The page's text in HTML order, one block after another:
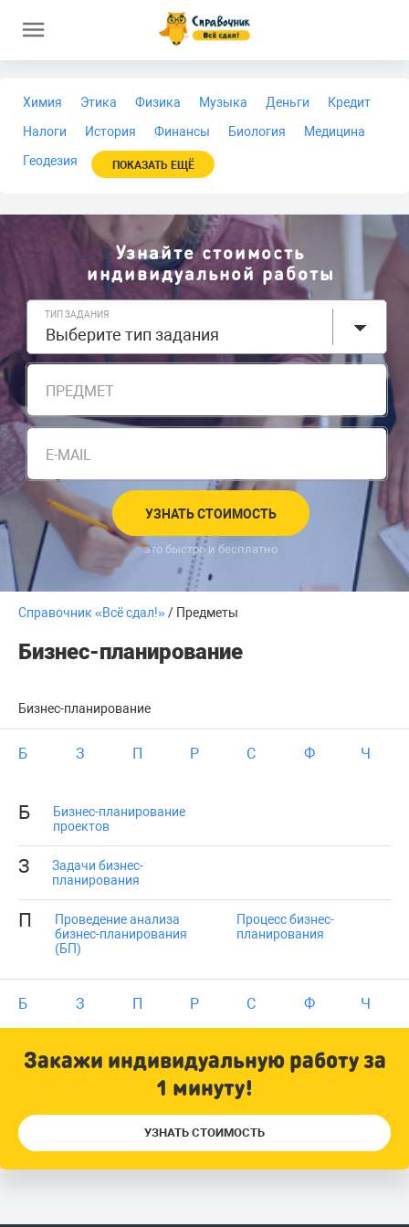
Химия Этика Физика Музыка Деньги
Кредит
Налоги
История Финансы Биология
Медицина
Геодезия
ПОКАЗАТЬ ЕЩЁ
Узнайте стоимость
индивидуальной работы
ТИП ЗАДАНИЯ
Выберите тип задания
ПРЕДМЕТ
E-MAIL
УЗНАТЬ СТОИМОСТЬ
это быстро и бесплатно
Справочник «Всё сдал!»/ Предметы
Бизнес-планирование
Бизнес-планирование
Б З П Р С Ф Ч
Б
Бизнес-планирование
проектов
З
Задачи бизнес-
планирования
П
Проведение анализа
бизнес-планирования
(БП)
Процесс бизнес-
планирования
Б З П Р С Ф Ч
Закажи индивидуальную работу за
1 минуту!
УЗНАТЬ СТОИМОСТЬ